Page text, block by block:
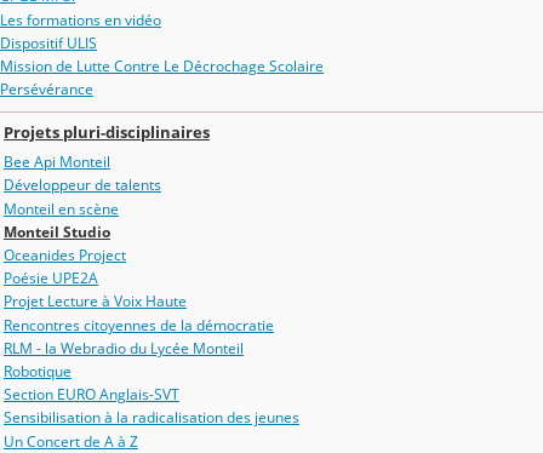
Les formations en vidéo
Dispositif ULIS
Mission de Lutte Contre Le Décrochage Scolaire
Persévérance
Projets pluri-disciplinaires
Bee Api Monteil
Développeur de talents
Monteil en scène
Monteil Studio
Oceanides Project
Poésie UPE2A
Projet Lecture à Voix Haute
Rencontres citoyennes de la démocratie
RLM - la Webradio du Lycée Monteil
Robotique
Section EURO Anglais-SVT
Sensibilisation à la radicalisation des jeunes
Un Concert de A à Z